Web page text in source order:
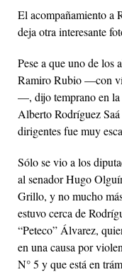
El acompañamiento a
deja otra interesante
Pese a que uno de los
Ramiro Rubio —con
—, dijo temprano en la
Alberto Rodríguez Saá
dirigentes fue muy
Sólo se vio a los
al senador Hugo
Grillo, y no mucho
estuvo cerca de
“Peteco” Álvarez,
en una causa por
N° 5 y que está en